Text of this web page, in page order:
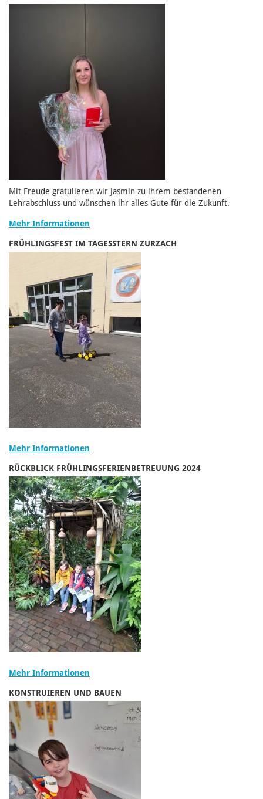
Mit Freude gratulieren wir Jasmin zu ihrem bestandenen
Lehrabschluss und wünschen ihr alles Gute für die Zukunft.
Mehr Informationen
FRÜHLINGSFEST IM TAGESSTERN ZURZACH
Mehr Informationen
RÜCKBLICK FRÜHLINGSFERIENBETREUUNG 2024
Mehr Informationen
KONSTRUIEREN UND BAUEN